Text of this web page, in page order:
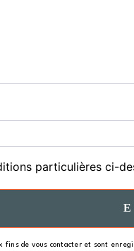
particulières ci-
fins de vous contacter et sont